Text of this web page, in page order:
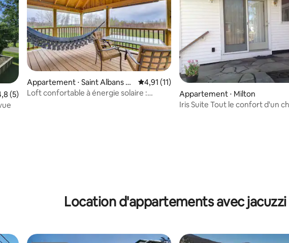
moyenne sur la base de 5 commentaires : 4,8 sur 5
(5)
Appartement ⋅ Saint Albans To
wn
Évaluation moyenne sur la base de 11
4,91 (11)
Loft confortable à énergie solaire :
Appartement ⋅ Milton
Iris Suite Tout le confort d'un
Location d'appartements avec jacuzzi